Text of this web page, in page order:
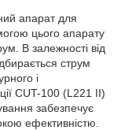
апарат для
цього апарату
В залежності від
струм
і
CUT-100 (L221 II)
забезпечує
ефективністю.